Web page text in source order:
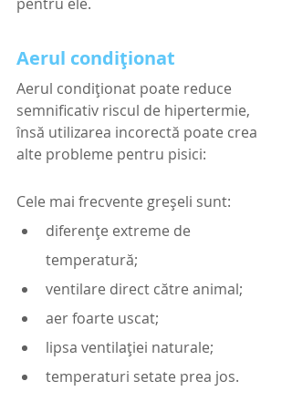
Aerul condiționat
Aerul condiționat poate reduce
semnificativ riscul de hipertermie,
însă utilizarea incorectă poate crea
alte probleme pentru pisici:
Cele mai frecvente greșeli sunt:
diferențe extreme de
temperatură;
ventilare direct către animal;
aer foarte uscat;
lipsa ventilației naturale;
temperaturi setate prea jos.